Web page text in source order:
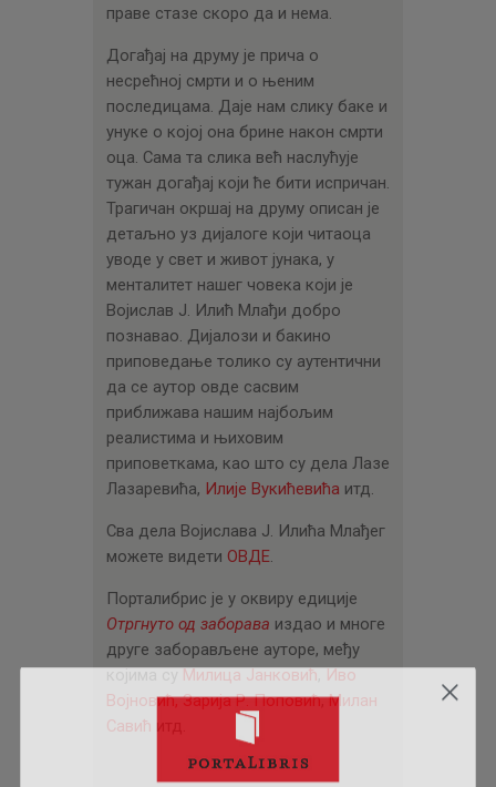
праве стазе скоро да и нема.
Догађај на друму је прича о
несрећној смрти и о њеним
последицама. Даје нам слику баке и
унуке о којој она брине након смрти
оца. Сама та слика већ наслућује
тужан догађај који ће бити испричан.
Трагичан окршај на друму описан је
детаљно уз дијалоге који читаоца
уводе у свет и живот јунака, у
менталитет нашег човека који је
Војислав Ј. Илић Млађи добро
познавао. Дијалози и бакино
приповедање толико су аутентични
да се аутор овде сасвим
приближава нашим најбољим
реалистима и њиховим
приповеткама, као што су дела Лазе
Лазаревића, Илије Вукићевића итд.
Сва дела Војислава Ј. Илића Млађег
можете видети ОВДЕ.
Порталибрис је у оквиру едиције
Отргнуто од заборава издао и многе
друге заборављене ауторе, међу
Милица Јанковић
Иво
Војновић, Зарија Р. Поповић,Милан
Савић